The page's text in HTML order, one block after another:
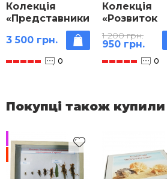
Колекція
«Представники
загонів комах»
3 500 грн.
0
Колекція
«Розвиток
комах з
неповним
(Сарана)»
1 200 грн.
950 грн.
0
Покупці також купили
Продано
-20%